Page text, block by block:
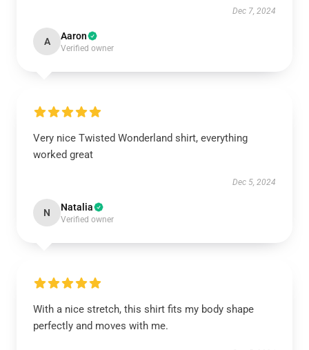
Dec 7, 2024
A Aaron
Verified owner
Very nice Twisted Wonderland shirt, everything
worked great
Dec 5, 2024
N Natalia
Verified owner
With a nice stretch, this shirt fits my body shape
perfectly and moves with me.